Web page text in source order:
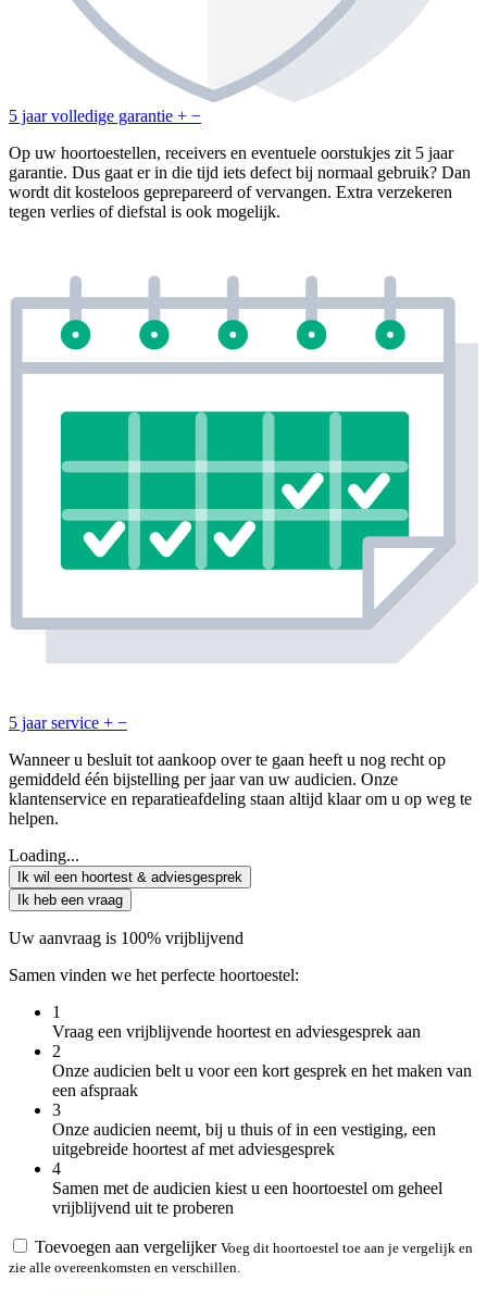
5 jaar volledige garantie + −
Op uw hoortoestellen, receivers en eventuele oorstukjes zit 5 jaar
garantie. Dus gaat er in die tijd iets defect bij normaal gebruik? Dan
wordt dit kosteloos geprepareerd of vervangen. Extra verzekeren
tegen verlies of diefstal is ook mogelijk.
5 jaar service + −
Wanneer u besluit tot aankoop over te gaan heeft u nog recht op
gemiddeld één bijstelling per jaar van uw audicien. Onze
klantenservice en reparatieafdeling staan altijd klaar om u op weg te
helpen.
Loading...
Ik wil een hoortest & adviesgesprek
Ik heb een vraag
Uw aanvraag is 100% vrijblijvend
Samen vinden we het perfecte hoortoestel:
1
Vraag een vrijblijvende hoortest en adviesgesprek aan
2
Onze audicien belt u voor een kort gesprek en het maken van
een afspraak
3
Onze audicien neemt, bij u thuis of in een vestiging, een
uitgebreide hoortest af met adviesgesprek
4
Samen met de audicien kiest u een hoortoestel om geheel
vrijblijvend uit te proberen
Toevoegen aan vergelijker Voeg dit hoortoestel toe aan je vergelijk en
zie alle overeenkomsten en verschillen.